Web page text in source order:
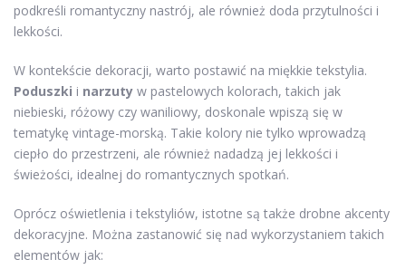
podkreśli romantyczny nastrój, ale również doda przytulności i
lekkości.
W kontekście dekoracji, warto postawić na miękkie tekstylia.
Poduszki i narzuty w pastelowych kolorach, takich jak
niebieski, różowy czy waniliowy, doskonale wpiszą się w
tematykę vintage-morską. Takie kolory nie tylko wprowadzą
ciepło do przestrzeni, ale również nadadzą jej lekkości i
świeżości, idealnej do romantycznych spotkań.
Oprócz oświetlenia i tekstyliów, istotne są także drobne akcenty
dekoracyjne. Można zastanowić się nad wykorzystaniem takich
elementów jak: